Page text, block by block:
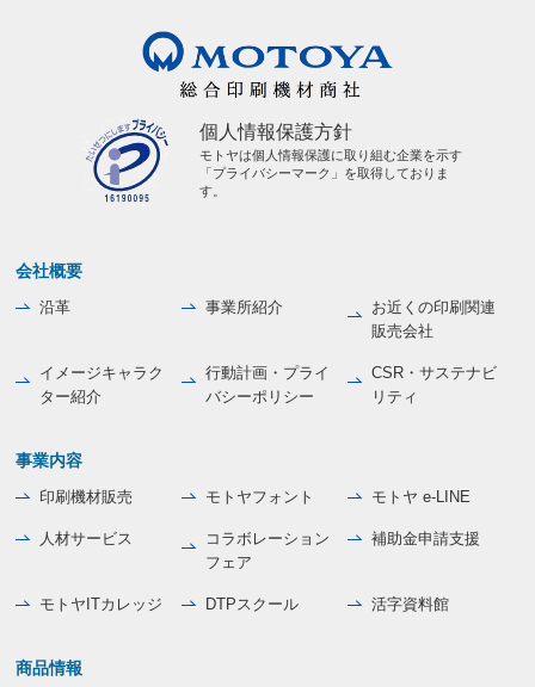
個人情報保護方針
モトヤは個人情報保護に取り組む企業を示す
「プライバシーマーク」を取得しておりま
す。
会社概要
沿革 事業所紹介
お近くの印刷関連
販売会社
イメージキャラク
ター紹介
行動計画・プライ
バシーポリシー
CSR・サステナビ
リティ
事業内容
印刷機材販売 モトヤフォント モトヤ e-LINE
人材サービス
コラボレーション
フェア
補助金申請支援
モトヤITカレッジ DTPスクール 活字資料館
商品情報